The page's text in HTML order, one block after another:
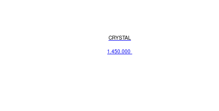
CRYSTAL
1.450.000